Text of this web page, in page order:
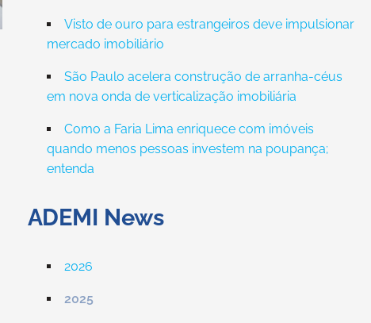
Visto de ouro para estrangeiros deve impulsionar
mercado imobiliário
São Paulo acelera construção de arranha-céus
em nova onda de verticalização imobiliária
Como a Faria Lima enriquece com imóveis
quando menos pessoas investem na poupança;
entenda
ADEMI News
2026
2025